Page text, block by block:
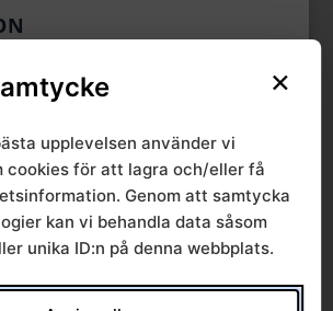
×
upplevelsen använder vi
cookies för att lagra och/eller få
Genom att samtycka
kan vi behandla data såsom
unika ID:n på denna webbplats.